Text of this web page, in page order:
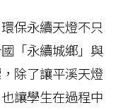
保永續天燈不只
「永續城鄉」與
除了讓平溪天燈
讓學生在過程中